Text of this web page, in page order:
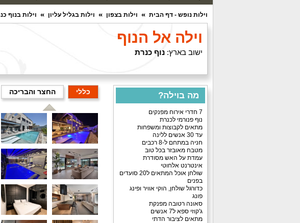
וילות נופש - דף הבית וילות בצפון וילות בגליל עליון וילות בנוף
וילה אל הנוף
ישוב בארץ:נוף כנרת
מה בוילה?
7 חדרי אירוח מפנקים
נוף פנורמי לכנרת
מתאים לקבוצות ומשפחות
עד 30 אנשים ללינה
חניה במתחם ל-8 רכבים
מטבח מאובזר בכל טוב
עמדת על האש מסודרת
אינטרנט אלחוטי
שולחן אוכל המתאים ל20 סועדים
בפנים
כדורגל שולחן, הוקי אוויר ופינג
פונג
סאונה רטובה מפנקת
ג'קוזי ספא ל7 אנשים
מתאים לציבור הדתי
כללי החצר והבריכה